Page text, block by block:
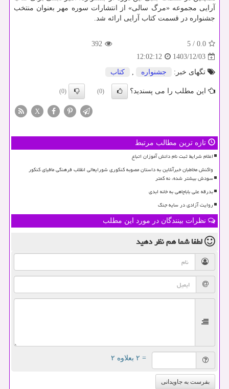
آرایی مجموعه «مرگ سالی» از انتشارات سوره مهر بعنوان منتخب
جشنواره در قسمت کتاب آرایی ارائه شد.
0.0
/
5
392
1403/12/03
12:02:12
تگهای خبر:
جشنواره , كتاب
این مطلب را می پسندید؟ (0)
(0)
X
تازه ترین مطالب مرتبط
اعلام شرایط ثبت نام دانش آموزان اتباع
واکنش مخاطبان خبرآنلاین به داستان مصوبه کنکوری شورایعالی انقلاب فرهنگی مافیای کنکور
سودش بیشتر شده، نه کمتر
بدرقه علی باباچاهی به خانه ابدی
روایت آزادی در سایه جنگ
نظرات بینندگان در مورد این مطلب
لطفا شما همنظر دهید
= ۲ بعلاوه ۲
بفرست به جاویدانی